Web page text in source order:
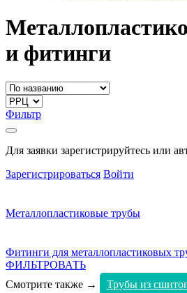
и фитинги
Фильтр
Для заявки зарегистрируйтесь или
Зарегистрироваться Войти
Металлопластиковые трубы
Фитинги для металлопластиковых
ФИЛЬТРОВАТЬ
Смотрите также →
Трубы из